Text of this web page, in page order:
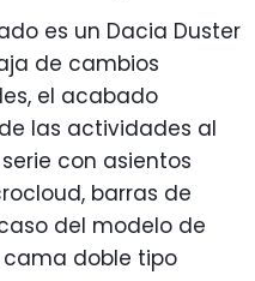
es un Dacia Duster
de cambios
el acabado
las actividades al
con asientos
barras de
del modelo de
cama doble tipo